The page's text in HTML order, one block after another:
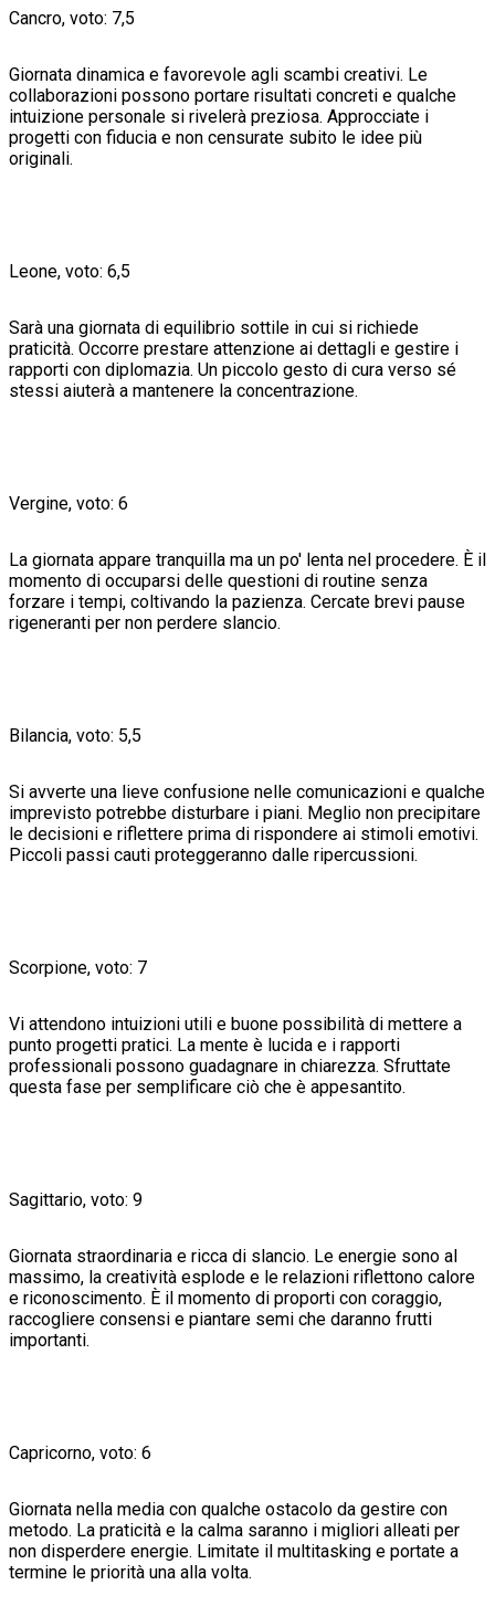
Cancro, voto: 7,5
Giornata dinamica e favorevole agli scambi creativi. Le
collaborazioni possono portare risultati concreti e qualche
intuizione personale si rivelerà preziosa. Approcciate i
progetti con fiducia e non censurate subito le idee più
originali.
Leone, voto: 6,5
Sarà una giornata di equilibrio sottile in cui si richiede
praticità. Occorre prestare attenzione ai dettagli e gestire i
rapporti con diplomazia. Un piccolo gesto di cura verso sé
stessi aiuterà a mantenere la concentrazione.
Vergine, voto: 6
La giornata appare tranquilla ma un po' lenta nel procedere. È il
momento di occuparsi delle questioni di routine senza
forzare i tempi, coltivando la pazienza. Cercate brevi pause
rigeneranti per non perdere slancio.
Bilancia, voto: 5,5
Si avverte una lieve confusione nelle comunicazioni e qualche
imprevisto potrebbe disturbare i piani. Meglio non precipitare
le decisioni e riflettere prima di rispondere ai stimoli emotivi.
Piccoli passi cauti proteggeranno dalle ripercussioni.
Scorpione, voto: 7
Vi attendono intuizioni utili e buone possibilità di mettere a
punto progetti pratici. La mente è lucida e i rapporti
professionali possono guadagnare in chiarezza. Sfruttate
questa fase per semplificare ciò che è appesantito.
Sagittario, voto: 9
Giornata straordinaria e ricca di slancio. Le energie sono al
massimo, la creatività esplode e le relazioni riflettono calore
e riconoscimento. È il momento di proporti con coraggio,
raccogliere consensi e piantare semi che daranno frutti
importanti.
Capricorno, voto: 6
Giornata nella media con qualche ostacolo da gestire con
metodo. La praticità e la calma saranno i migliori alleati per
non disperdere energie. Limitate il multitasking e portate a
termine le priorità una alla volta.